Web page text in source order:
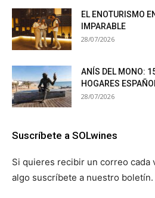
EL ENOTURISMO
IMPARABLE
28/07/2026
ANÍS DEL MONO:
HOGARES
28/07/2026
Suscríbete a SOLwines
Si quieres recibir un correo cada
algo suscríbete a nuestro boletín.